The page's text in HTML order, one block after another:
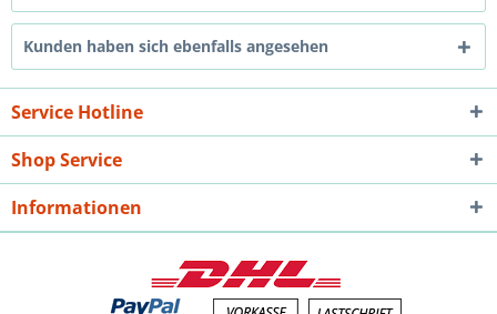
Kunden haben sich ebenfalls angesehen
Service Hotline
Shop Service
Informationen